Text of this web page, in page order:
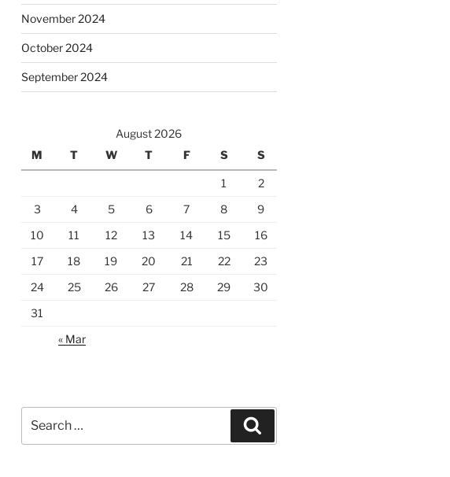
November 2024
October 2024
September 2024
August 2026
M
T W T F S S
1
2
3
4 5 6 7 8
9
10
11 12 13 14 15
16
17
18 19 20 21 22
23
24
25 26 27 28 29
30
31
« Mar
for: